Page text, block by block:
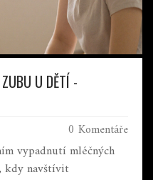
U DĚTÍ -
0 Komentáře
vypadnutí mléčných
kdy navštívit